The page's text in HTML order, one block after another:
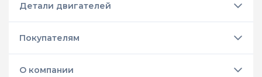
Детали двигателей
Покупателям
О компании